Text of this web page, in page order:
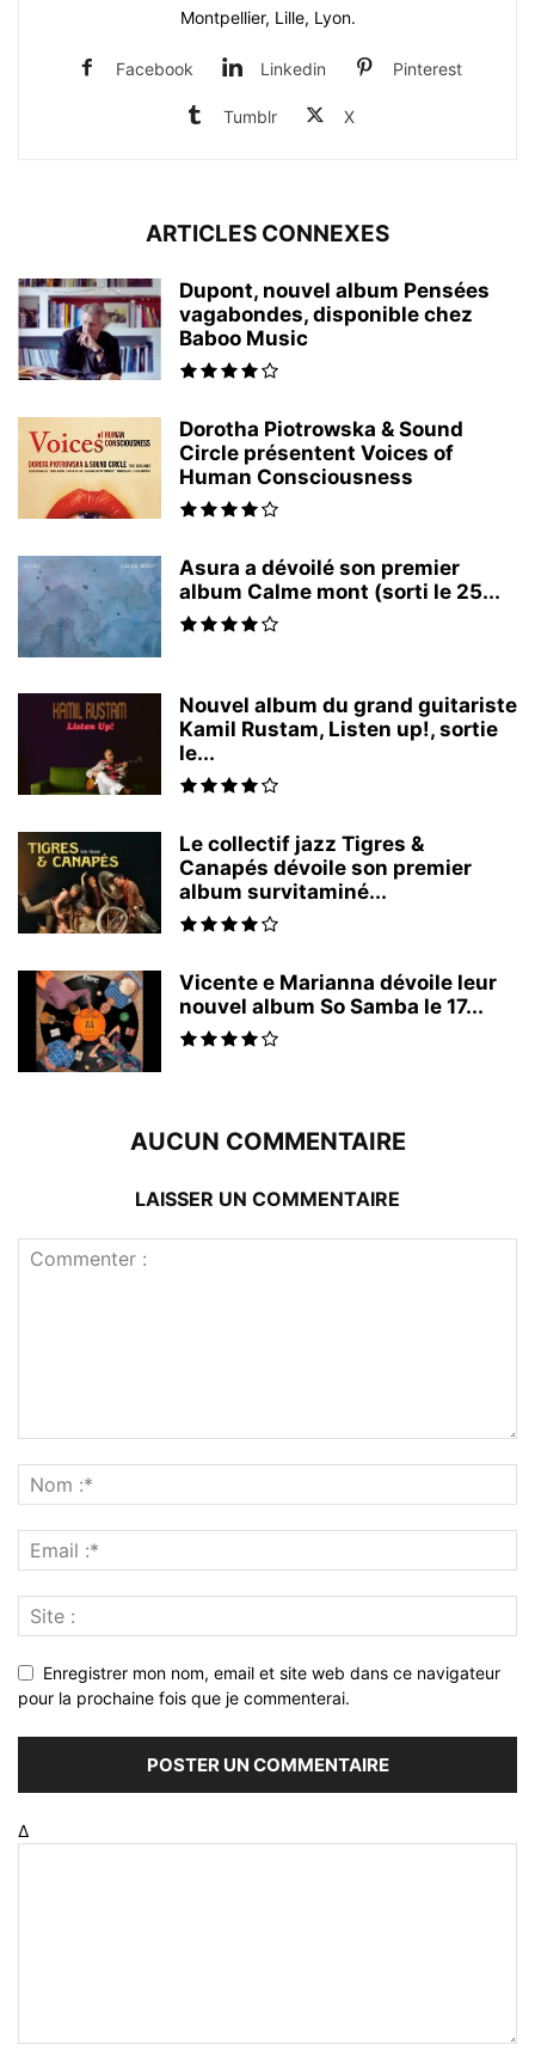
Montpellier, Lille, Lyon.
Facebook Linkedin Pinterest
Tumblr X
ARTICLES CONNEXES
Dupont, nouvel album Pensées
vagabondes, disponible chez
Baboo Music
Dorotha Piotrowska & Sound
Circle présentent Voices of
Human Consciousness
Asura a dévoilé son premier
album Calme mont (sorti le 25...
Nouvel album du grand guitariste
Kamil Rustam, Listen up!, sortie
le...
Le collectif jazz Tigres &
Canapés dévoile son premier
album survitaminé...
Vicente e Marianna dévoile leur
nouvel album So Samba le 17...
AUCUN COMMENTAIRE
LAISSER UN COMMENTAIRE
Enregistrer mon nom, email et site web dans ce navigateur
pour la prochaine fois que je commenterai.
Δ